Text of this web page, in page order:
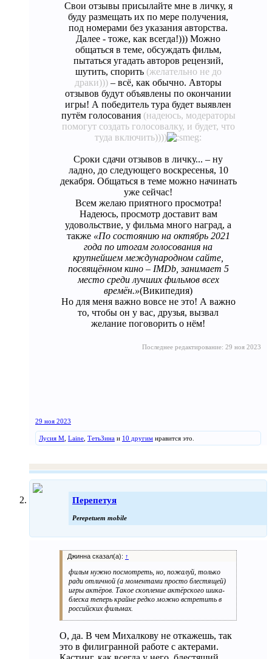
Свои отзывы присылайте мне в личку, я
буду размещать их по мере получения,
под номерами без указания авторства.
Далее - тоже, как всегда!))) Можно
общаться в теме, обсуждать фильм,
пытаться угадать авторов рецензий,
шутить, спорить (желательно не до
драки))) – всё, как обычно. Авторы
отзывов будут объявлены по окончании
игры! А победитель тура будет выявлен
путём голосования (надеюсь, модераторы
помогут создать голосовалку, и будет, что
туда включить))))
Сроки сдачи отзывов в личку... – ну
ладно, до следующего воскресенья, 10
декабря. Общаться в теме можно начинать
уже сейчас!
Всем желаю приятного просмотра!
Надеюсь, просмотр доставит вам
удовольствие, у фильма много наград, а
также «По состоянию на октябрь 2021
года по итогам голосования на
крупнейшем международном сайте,
посвящённом кино – IMDb, занимает 5
место среди лучших фильмов всех
времён.»(Википедия)
Но для меня важно вовсе не это! А важно
то, чтобы он у вас, друзья, вызвал
желание поговорить о нём!​
Последнее редактирование: 29 ноя 2023
29 ноя 2023
Лусия М Laine ТетьЗина и 10 другим нравится это.
Перепетуя
Perepetuem mobile
Джинна сказал(а): ↑
фильм нужно посмотреть, но, пожалуй, только
ради отличной (а моментами просто блестящей)
игры актёров. Такое скопление актёрского шика-
блеска теперь крайне редко можно встретить в
российских фильмах.
О, да. В чем Михалкову не откажешь, так
это в филигранной работе с актерами.